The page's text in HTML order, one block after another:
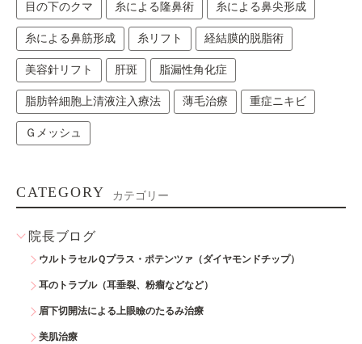
目の下のクマ 糸による隆鼻術 糸による鼻尖形成
糸による鼻筋形成 糸リフト 経結膜的脱脂術
美容針リフト 肝斑 脂漏性角化症
脂肪幹細胞上清液注入療法 薄毛治療 重症ニキビ
Ｇメッシュ
CATEGORY カテゴリー
院長ブログ
ウルトラセルＱプラス・ポテンツァ（ダイヤモンドチップ）
耳のトラブル（耳垂裂、粉瘤などなど）
眉下切開法による上眼瞼のたるみ治療
美肌治療